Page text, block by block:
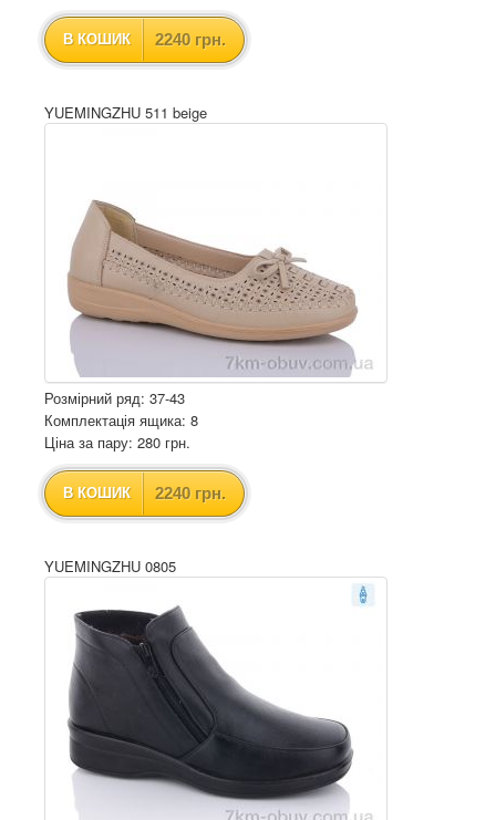
В КОШИК 2240 грн.
YUEMINGZHU 511 beige
Розмірний ряд: 37-43
Комплектація ящика: 8
Ціна за пару: 280 грн.
В КОШИК 2240 грн.
YUEMINGZHU 0805